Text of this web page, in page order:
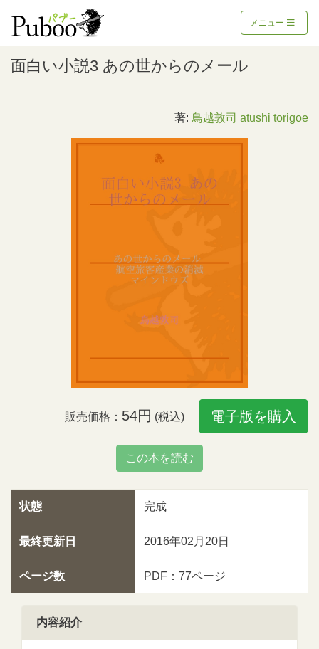
メニュー
面白い小説3 あの世からのメール
著: 鳥越敦司 atushi torigoe
販売価格： 54円 (税込) 電子版を購入
この本を読む
状態 完成
最終更新日 2016年02月20日
ページ数 PDF：77ページ
内容紹介